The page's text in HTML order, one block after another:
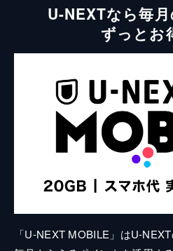
U-NEXTなら毎
ずっとお
「U-NEXT MOBILE」はU-